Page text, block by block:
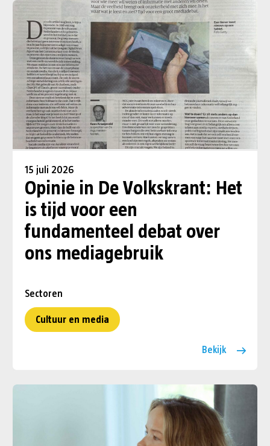
15 juli 2026
Opinie in De Volkskrant: Het
is tijd voor een
fundamenteel debat over
ons mediagebruik
Sectoren
Cultuur en media
Bekijk